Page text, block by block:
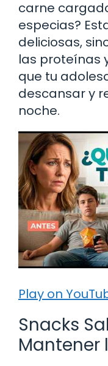
carne
especias?
deliciosas,
las proteínas
que tu
descansar y
noche.
Play on
Snacks
Mantener